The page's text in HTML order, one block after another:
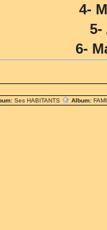
4-
5-
6-
Ses HABITANTS Album: